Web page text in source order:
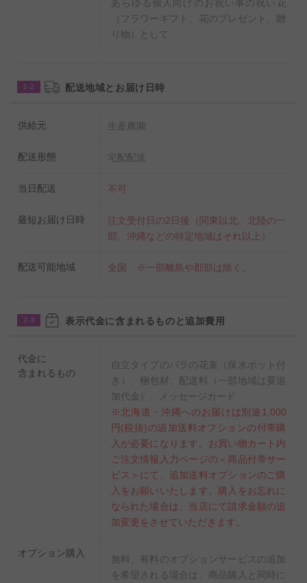
あらゆる個人向けのお祝い事の祝い花
（フラワーギフト、花のプレゼント、贈
り物）として
2-2 配送地域とお届け日時
供給元 生産農園
配送形態 宅配配送
当日配送 不可
最短お届け日時
注文受付日の2日後（関東以北、北陸の一
部、沖縄などの特定地域はそれ以上）
配送可能地域 全国 ※一部離島や郡部は除く。
2-3 表示代金に含まれるものと追加費用
代金に
含まれるもの
自立タイプのバラの花束（保水ポット付
き）、梱包材、配送料（一部地域は要追
加代金）、メッセージカード
※北海道・沖縄へのお届けは別途1,000
円(税抜)の追加送料オプションの付帯購
入が必要になります。お買い物カート内
ご注文情報入力ページの＜商品付帯サー
ビス＞にて、追加送料オプションのご購
入をお願いいたします。購入をお忘れに
なられた場合は、当店にて請求金額の追
加変更をさせていただきます。
オプション購入
無料、有料のオプションサービスの追加
を希望される場合は、商品購入と同時に